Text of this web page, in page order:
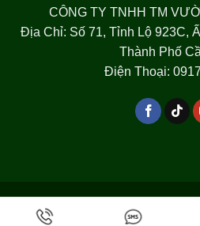
CÔNG TY TNHH TM
Địa Chỉ: Số 71, Tỉnh Lộ 923C,
Thành Phố
Điện Thoại: